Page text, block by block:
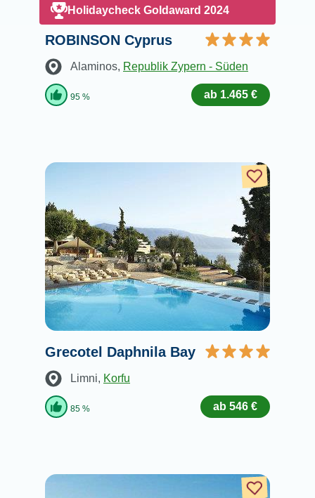
Holidaycheck Goldaward 2024
ROBINSON Cyprus
Alaminos, Republik Zypern - Süden
95 % ab 1.465 €
Grecotel Daphnila Bay
Limni, Korfu
85 % ab 546 €